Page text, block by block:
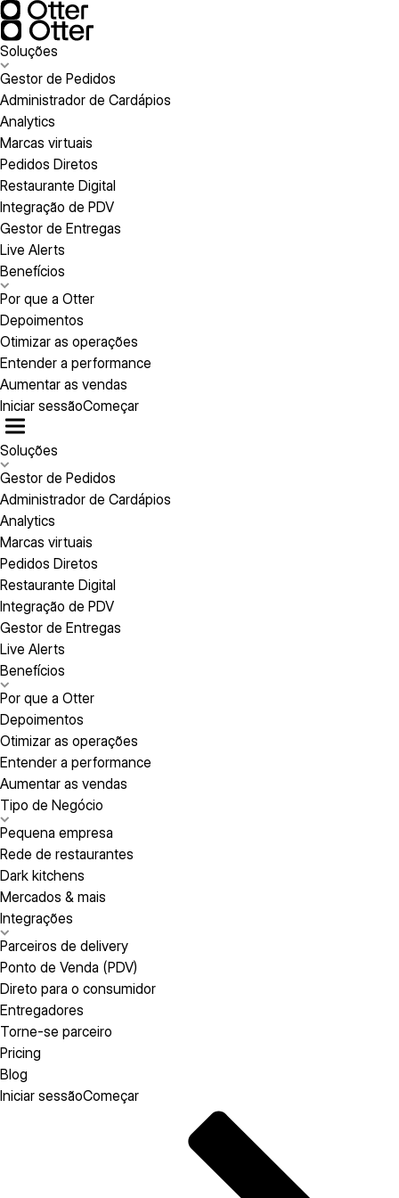
Soluções
Gestor de Pedidos
Administrador de Cardápios
Analytics
Marcas virtuais
Pedidos Diretos
Restaurante Digital
Integração de PDV
Gestor de Entregas
Live Alerts
Benefícios
Por que a Otter
Depoimentos
Otimizar as operações
Entender a performance
Aumentar as vendas
Iniciar sessãoComeçar
Soluções
Gestor de Pedidos
Administrador de Cardápios
Analytics
Marcas virtuais
Pedidos Diretos
Restaurante Digital
Integração de PDV
Gestor de Entregas
Live Alerts
Benefícios
Por que a Otter
Depoimentos
Otimizar as operações
Entender a performance
Aumentar as vendas
Tipo de Negócio
Pequena empresa
Rede de restaurantes
Dark kitchens
Mercados & mais
Integrações
Parceiros de delivery
Ponto de Venda (PDV)
Direto para o consumidor
Entregadores
Torne-se parceiro
Pricing
Blog
Iniciar sessãoComeçar